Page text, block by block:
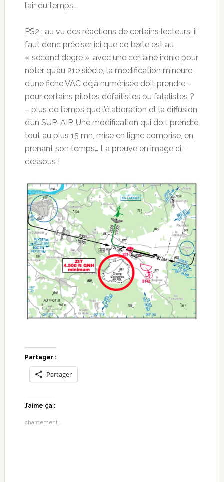
l’air du temps…
PS2 : au vu des réactions de certains lecteurs, il
faut donc préciser ici que ce texte est au
« second degré », avec une certaine ironie pour
noter qu’au 21e siècle, la modification mineure
d’une fiche VAC déjà numérisée doit prendre –
pour certains pilotes défaitistes ou fatalistes ?
– plus de temps que l’élaboration et la diffusion
d’un SUP-AIP. Une modification qui doit prendre
tout au plus 15 mn, mise en ligne comprise, en
prenant son temps… La preuve en image ci-
dessous !
Partager :
Partager
J’aime ça :
chargement…